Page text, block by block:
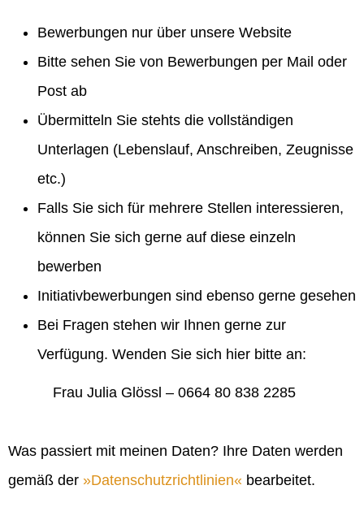
Bewerbungen nur über unsere Website
Bitte sehen Sie von Bewerbungen per Mail oder
Post ab
Übermitteln Sie stehts die vollständigen
Unterlagen (Lebenslauf, Anschreiben, Zeugnisse
etc.)
Falls Sie sich für mehrere Stellen interessieren,
können Sie sich gerne auf diese einzeln
bewerben
Initiativbewerbungen sind ebenso gerne gesehen
Bei Fragen stehen wir Ihnen gerne zur
Verfügung. Wenden Sie sich hier bitte an:
Frau Julia Glössl – 0664 80 838 2285
Was passiert mit meinen Daten? Ihre Daten werden
gemäß der
Datenschutzrichtlinien bearbeitet.